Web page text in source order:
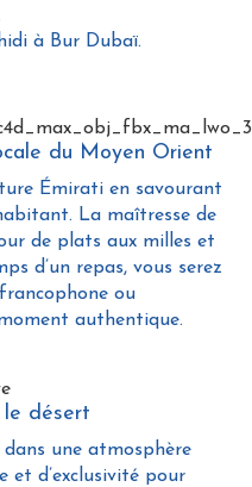
à Bur Dubaï.
du Moyen Orient
Émirati en savourant
La maîtresse de
de plats aux milles et
d’un repas, vous serez
ou
authentique.
le désert
une atmosphère
et d’exclusivité pour